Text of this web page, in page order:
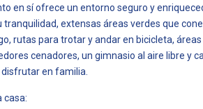
en sí ofrece un entorno seguro y
tranquilidad, extensas áreas verdes que
rutas para trotar y andar en bicicleta,
cenadores, un gimnasio al aire libre y
en familia.
casa: